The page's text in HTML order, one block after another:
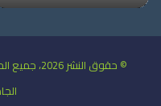
© حقوق